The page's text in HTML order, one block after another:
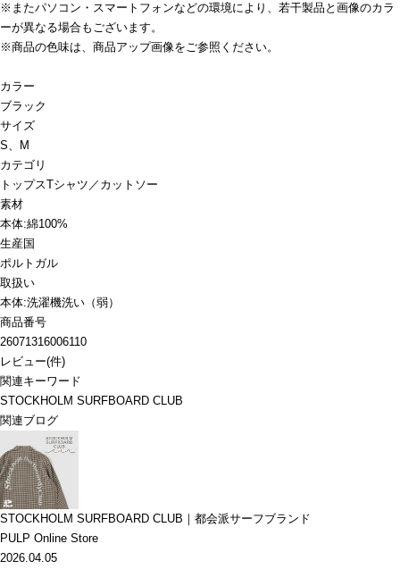
※またパソコン・スマートフォンなどの環境により、若干製品と画像のカラ
ーが異なる場合もございます。
※商品の色味は、商品アップ画像をご参照ください。
カラー
ブラック
サイズ
S、M
カテゴリ
トップスTシャツ／カットソー
素材
本体:綿100%
生産国
ポルトガル
取扱い
本体:洗濯機洗い（弱）
商品番号
26071316006110
レビュー(件)
関連キーワード
STOCKHOLM SURFBOARD CLUB
関連ブログ
STOCKHOLM SURFBOARD CLUB｜都会派サーフブランド
PULP Online Store
2026.04.05